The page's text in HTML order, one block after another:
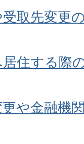
取先変更
住する際
や金融機